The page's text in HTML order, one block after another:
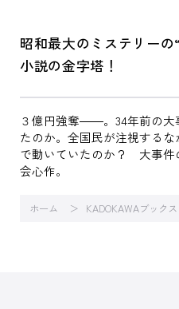
昭和最大のミステリー
小説の金字塔！
３億円強奪――。34年前の大
たのか。全国民が注視する
で動いていたのか？ 大事件
会心作。
ホーム KADOKAWAブック